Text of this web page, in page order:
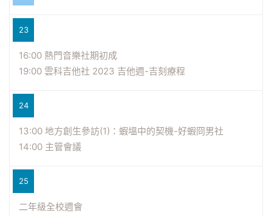
23
16:00 熱門音樂社期初成
19:00 雲科吉他社 2023 吉他週-吉刻療程
24
13:00 地方創生參訪(1)：蝦塭中的契機-好蝦冏男社
14:00 主管會議
25
二年級全校週會